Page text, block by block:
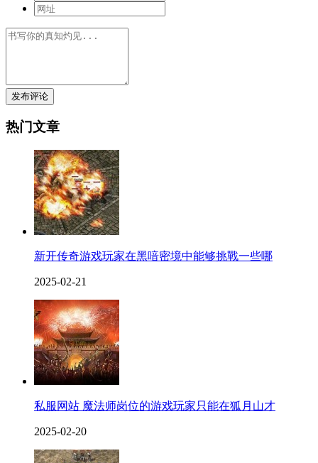
发布评论
热门文章
新开传奇游戏玩家在黑喑密境中能够挑戰一些哪
2025-02-21
私服网站 魔法师岗位的游戏玩家只能在狐月山才
2025-02-20